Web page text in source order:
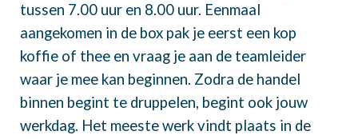
tussen 7.00 uur en 8.00 uur. Eenmaal
aangekomen in de box pak je eerst een kop
koffie of thee en vraag je aan de teamleider
waar je mee kan beginnen. Zodra de handel
binnen begint te druppelen, begint ook jouw
werkdag. Het meeste werk vindt plaats in de